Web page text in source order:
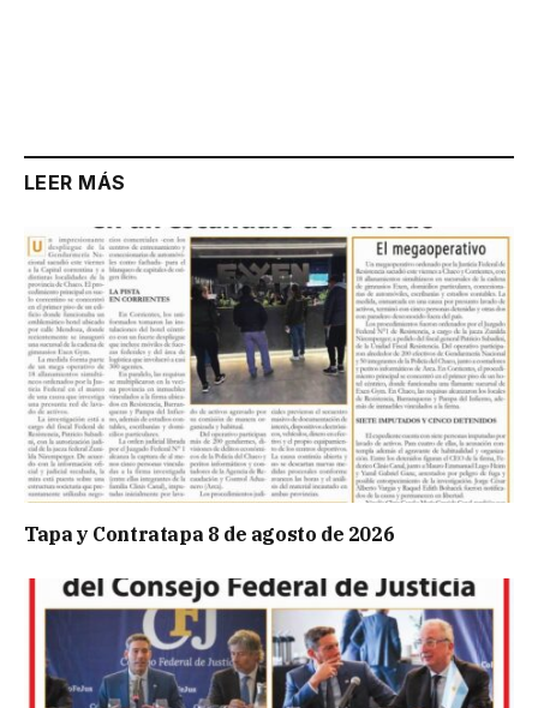
LEER MÁS
Tapa y Contratapa 8 de agosto de 2026